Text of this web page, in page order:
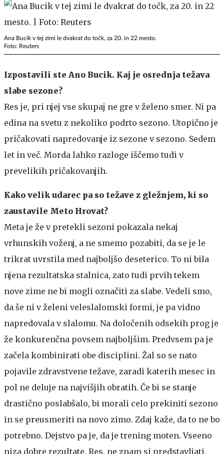
Ana Bucik v tej zimi le dvakrat do točk, za 20. in 22 mesto.
Foto: Reuters
Izpostavili ste Ano Bucik. Kaj je osrednja težava
slabe sezone?
Res je, pri njej vse skupaj ne gre v želeno smer. Ni pa
edina na svetu z nekoliko podrto sezono. Utopično je
pričakovati napredovanje iz sezone v sezono. Sedem
let in več. Morda lahko razloge iščemo tudi v
prevelikih pričakovanjih.
Kako velik udarec pa so težave z gležnjem, ki so
zaustavile Meto Hrovat?
Meta je že v pretekli sezoni pokazala nekaj
vrhunskih voženj, a ne smemo pozabiti, da se je le
trikrat uvrstila med najboljšo deseterico. To ni bila
njena rezultatska stalnica, zato tudi prvih tekem
nove zime ne bi mogli označiti za slabe. Vedeli smo,
da še ni v želeni veleslalomski formi, je pa vidno
napredovala v slalomu. Na določenih odsekih prog je
že konkurenčna povsem najboljšim. Predvsem pa je
začela kombinirati obe disciplini. Žal so se nato
pojavile zdravstvene težave, zaradi katerih mesec in
pol ne deluje na najvišjih obratih. Če bi se stanje
drastično poslabšalo, bi morali celo prekiniti sezono
in se preusmeriti na novo zimo. Zdaj kaže, da to ne bo
potrebno. Dejstvo pa je, da je trening moten. Vseeno
niza dobre rezultate. Res, ne znam si predstavljati,